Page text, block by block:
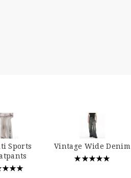
Sports
Vintage Wide Denim
★★★★★